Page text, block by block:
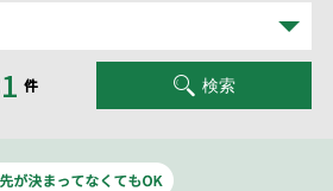
件 検索